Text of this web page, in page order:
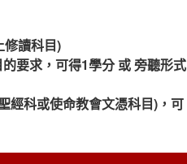
修讀科目)
要求，可得1學分 或 旁聽形式
經科或使命教會文憑科目)，可